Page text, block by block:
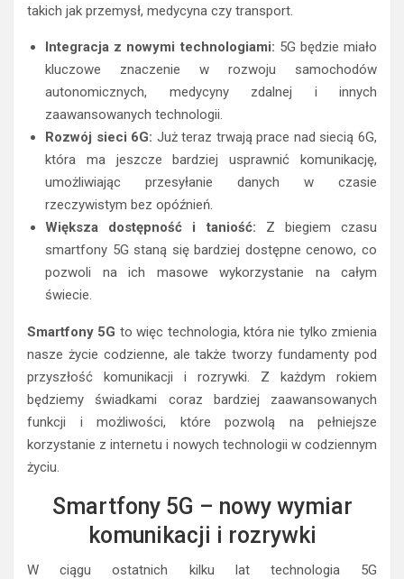
takich jak przemysł, medycyna czy transport.
Integracja z nowymi technologiami: 5G będzie miało
kluczowe znaczenie w rozwoju samochodów
autonomicznych, medycyny zdalnej i innych
zaawansowanych technologii.
Rozwój sieci 6G: Już teraz trwają prace nad siecią 6G,
która ma jeszcze bardziej usprawnić komunikację,
umożliwiając przesyłanie danych w czasie
rzeczywistym bez opóźnień.
Większa dostępność i taniość: Z biegiem czasu
smartfony 5G staną się bardziej dostępne cenowo, co
pozwoli na ich masowe wykorzystanie na całym
świecie.
Smartfony 5G to więc technologia, która nie tylko zmienia
nasze życie codzienne, ale także tworzy fundamenty pod
przyszłość komunikacji i rozrywki. Z każdym rokiem
będziemy świadkami coraz bardziej zaawansowanych
funkcji i możliwości, które pozwolą na pełniejsze
korzystanie z internetu i nowych technologii w codziennym
życiu.
Smartfony 5G – nowy wymiar
komunikacji i rozrywki
W ciągu ostatnich kilku lat technologia 5G